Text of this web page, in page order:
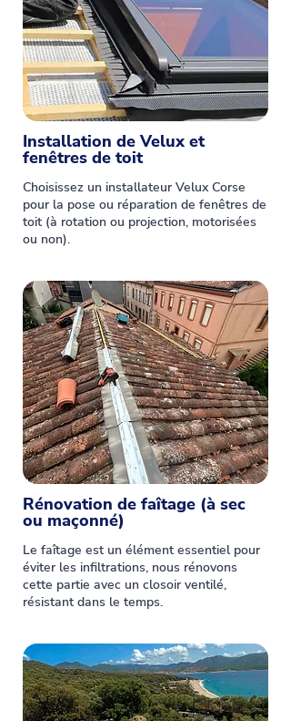
Installation de Velux et
fenêtres de toit
Choisissez un installateur Velux Corse
pour la pose ou réparation de fenêtres de
toit (à rotation ou projection, motorisées
ou non).
Rénovation de faîtage (à sec
ou maçonné)
Le faîtage est un élément essentiel pour
éviter les infiltrations, nous rénovons
cette partie avec un closoir ventilé,
résistant dans le temps.